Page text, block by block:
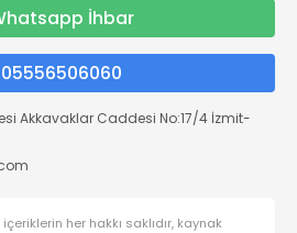
İhbar
05556506060
Akkavaklar Caddesi No:17/4 İzmit-
her hakkı saklıdır, kaynak